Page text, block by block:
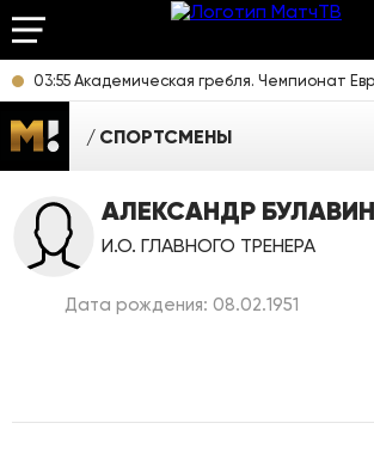
СПОРТСМЕНЫ
АЛЕКСАНДР БУЛАВИН
И.О. ГЛАВНОГО ТРЕНЕРА
Дата рождения: 08.02.1951